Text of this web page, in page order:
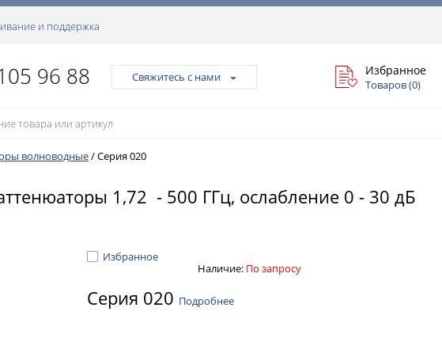
и поддержка
96 88 Свяжитесь с нами Избранное
Товаров (0)
волноводные/Серия 020
1,72 - 500 ГГц, ослабление 0 - 30 дБ
Избранное
Наличие: По запросу
Серия 020 Подробнее